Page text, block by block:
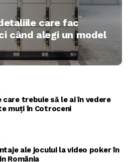
care fac
când alegi un model
trebuie să le ai în vedere
muți în Cotroceni
ale jocului la video poker în
România